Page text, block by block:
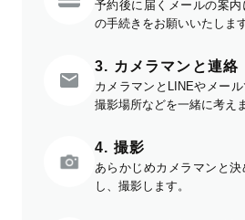
予約後に届くメールの案
の手続きをお願いいたします
3. カメラマンと連絡
カメラマンとLINEやメー
撮影場所などを一緒に考え
4. 撮影
あらかじめカメラマンと
し、撮影します。